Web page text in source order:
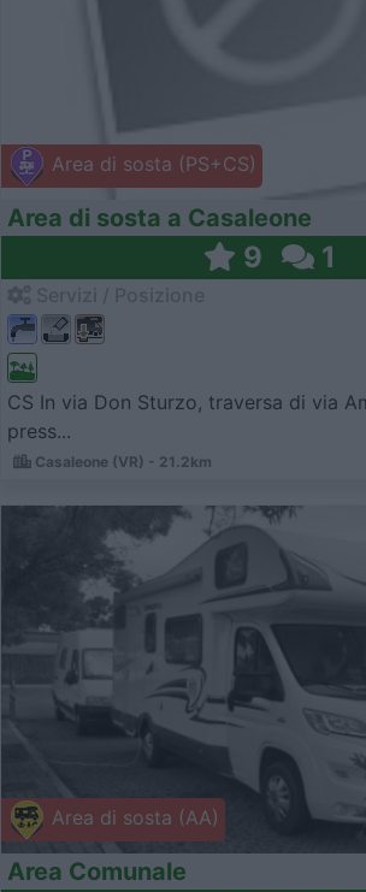
Area di sosta (PS+CS)
Area di sosta a Casaleone
9 1
CS In via Don Sturzo, traversa di via
press...
Casaleone (VR) - 21.2km
Area di sosta (AA)
Area Comunale